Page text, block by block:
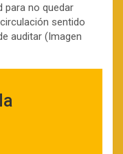
para no quedar
sentido
auditar (Imagen